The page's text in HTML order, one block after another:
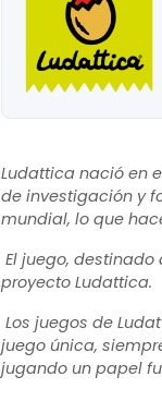
Ludattica nació en
de investigación y
mundial, lo que
El juego,
proyecto Ludattica.
Los juegos de
juego única,
jugando un papel